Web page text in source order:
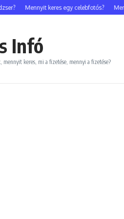
Mennyit keres egy celebfotós? Mennyit
Infó
mennyit keres, mi a fizetése, mennyi a fizetése?